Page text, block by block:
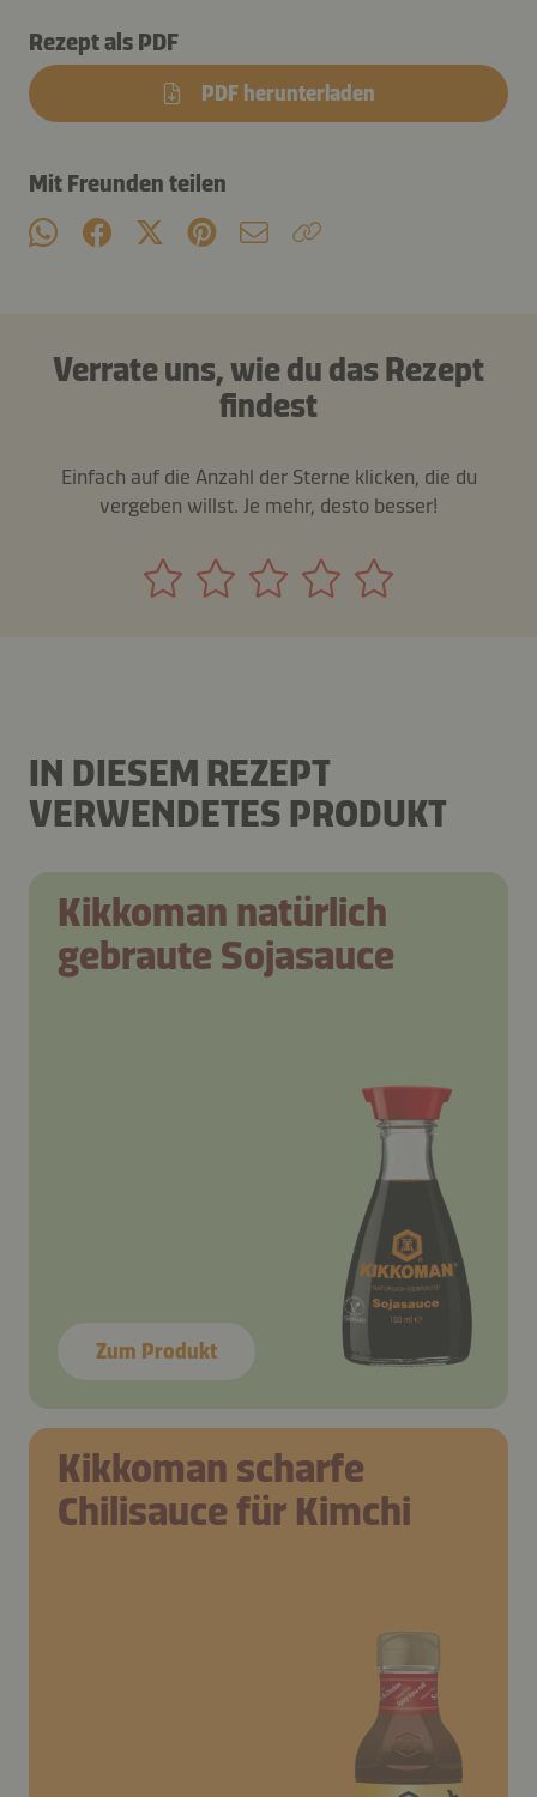
Rezept als PDF
PDF herunterladen
Mit Freunden teilen
Verrate uns, wie du das Rezept
findest
Einfach auf die Anzahl der Sterne klicken, die du
vergeben willst. Je mehr, desto besser!
IN DIESEM REZEPT
VERWENDETES PRODUKT
Kikkoman natürlich
gebraute Sojasauce
Zum Produkt
Kikkoman scharfe
Chilisauce für Kimchi